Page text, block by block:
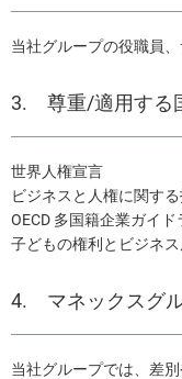
当社グループの役職員
3. 尊重/適用する
世界人権宣言
ビジネスと人権に関す
OECD 多国籍企業ガイド
子どもの権利とビジネ
4. マネックスグ
当社グループでは、差